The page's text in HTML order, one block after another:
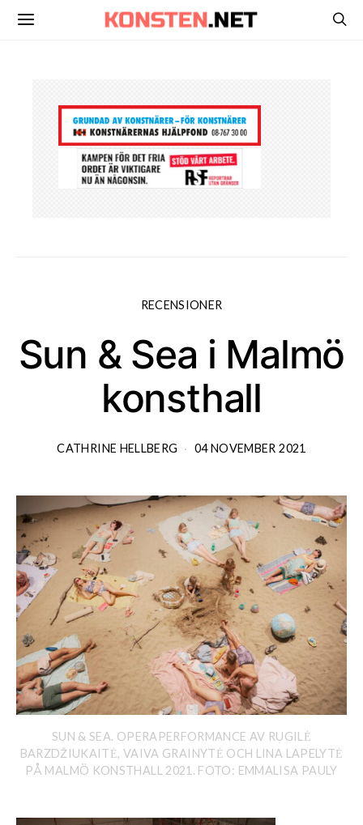
RECENSIONER
Sun & Sea i Malmö
konsthall
CATHRINE HELLBERG 04 NOVEMBER 2021
SUN & SEA. OPERAPERFORMANCE AV RUGILĖ
BARZDŽIUKAITĖ, VAIVA GRAINYTĖ OCH LINA LAPELYTĖ
PÅ MALMÖ KONSTHALL 2021. FOTO: EMMALISA PAULY